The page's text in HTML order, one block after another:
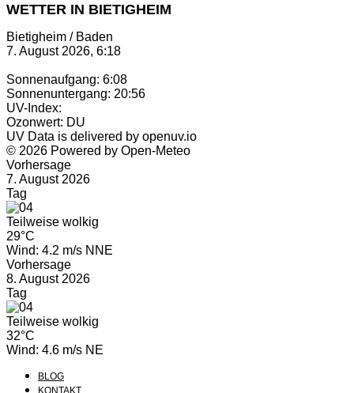
WETTER IN BIETIGHEIM
Bietigheim / Baden
7. August 2026, 6:18
Sonnenaufgang: 6:08
Sonnenuntergang: 20:56
UV-Index:
Ozonwert: DU
UV Data is delivered by openuv.io
© 2026 Powered by Open-Meteo
Vorhersage
7. August 2026
Tag
Teilweise wolkig
29°C
Wind: 4.2 m/s NNE
Vorhersage
8. August 2026
Tag
Teilweise wolkig
32°C
Wind: 4.6 m/s NE
BLOG
KONTAKT